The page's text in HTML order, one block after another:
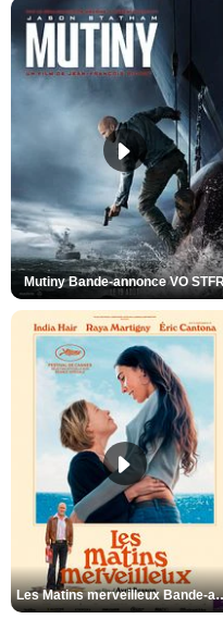
Mutiny Bande-annonce VO
Les Matins